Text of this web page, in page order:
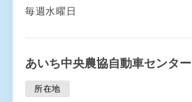
毎週水曜日
あいち中央農協自動車センター
所在地